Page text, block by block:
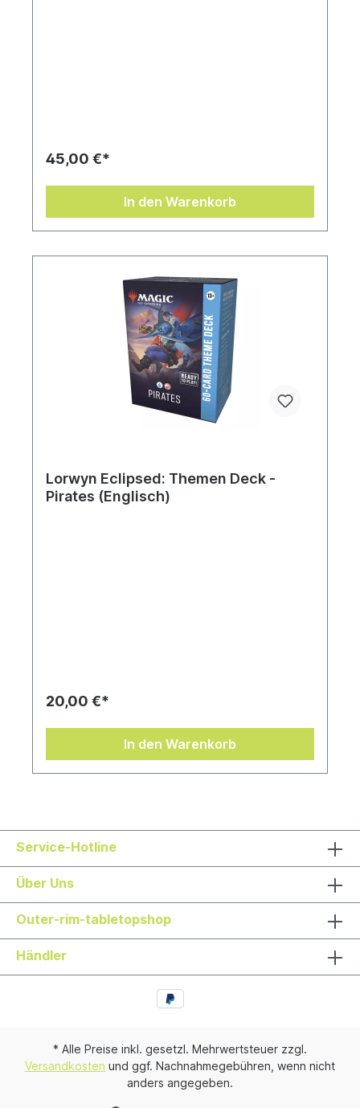
45,00 €*
In den Warenkorb
Lorwyn Eclipsed: Themen Deck -
Pirates (Englisch)
20,00 €*
In den Warenkorb
Service-Hotline
Über Uns
Outer-rim-tabletopshop
Händler
* Alle Preise inkl. gesetzl. Mehrwertsteuer zzgl.
Versandkosten und ggf. Nachnahmegebühren, wenn nicht
anders angegeben.